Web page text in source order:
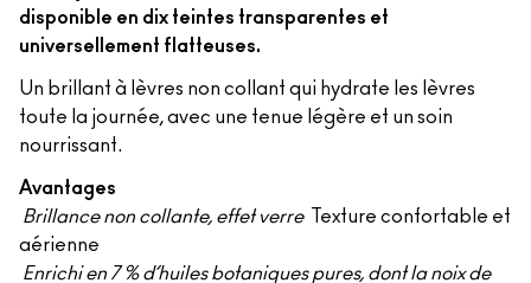
disponible en dix teintes transparentes et
universellement flatteuses.
Un brillant à lèvres non collant qui hydrate les lèvres
toute la journée, avec une tenue légère et un soin
nourrissant.
Avantages
Brillance non collante, effet verre
Texture confortable et
aérienne
Enrichi en 7 % d’huiles botaniques pures, dont la noix de